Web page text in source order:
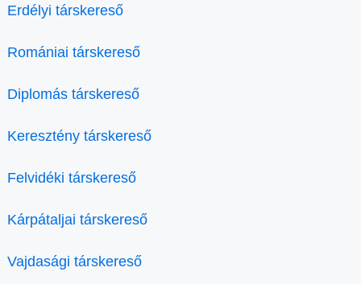
Erdélyi társkereső
Romániai társkereső
Diplomás társkereső
Keresztény társkereső
Felvidéki társkereső
Kárpátaljai társkereső
Vajdasági társkereső